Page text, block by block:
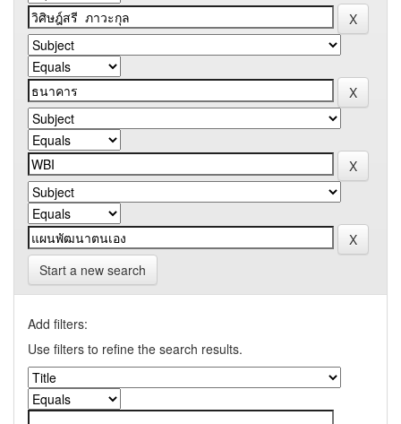
Start a new search
Add filters:
Use filters to refine the search results.